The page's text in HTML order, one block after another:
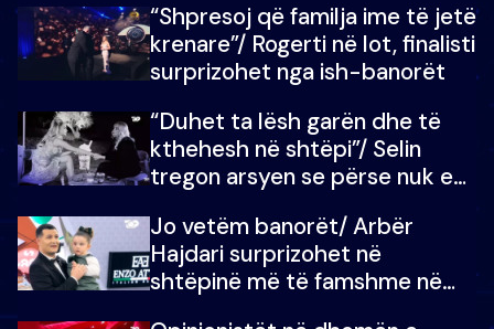
mban dot lotët: Nuk meritoj…
“Shpresoj që familja ime të jetë
krenare”/ Rogerti në lot, finalisti
surprizohet nga ish-banorët
“Duhet ta lësh garën dhe të
kthehesh në shtëpi”/ Selin
tregon arsyen se përse nuk e
çoja luftën time deri në fund
Jo vetëm banorët/ Arbër
Hajdari surprizohet në
shtëpinë më të famshme në